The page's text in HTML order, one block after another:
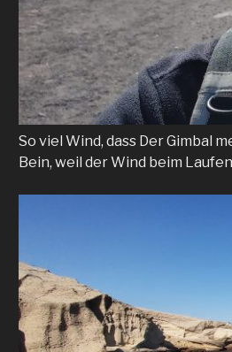
So viel Wind, dass Der Gimbal
Bein, weil der Wind beim